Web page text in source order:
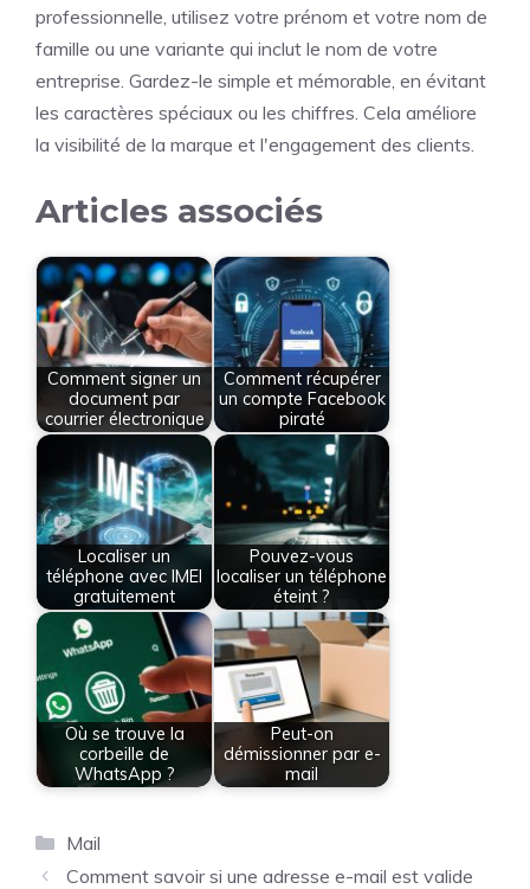
professionnelle, utilisez votre prénom et votre nom de
famille ou une variante qui inclut le nom de votre
entreprise. Gardez-le simple et mémorable, en évitant
les caractères spéciaux ou les chiffres. Cela améliore
la visibilité de la marque et l'engagement des clients.
Articles associés
Comment signer un
document par
courrier électronique
Comment récupérer
un compte Facebook
piraté
Localiser un
téléphone avec IMEI
gratuitement
Pouvez-vous
localiser un téléphone
éteint ?
Où se trouve la
corbeille de
WhatsApp ?
Peut-on
démissionner par e-
mail
Catégories
Mail
Comment savoir si une adresse e-mail est valide